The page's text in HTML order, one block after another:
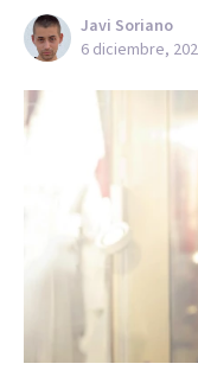
Javi Soriano
6 diciembre,